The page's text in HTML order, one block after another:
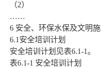
（2）
……
6 安全、环保水保及文明
6.1安全培训计划
安全培训计划见表6.1-1。
表6.1-1 安全培训计划